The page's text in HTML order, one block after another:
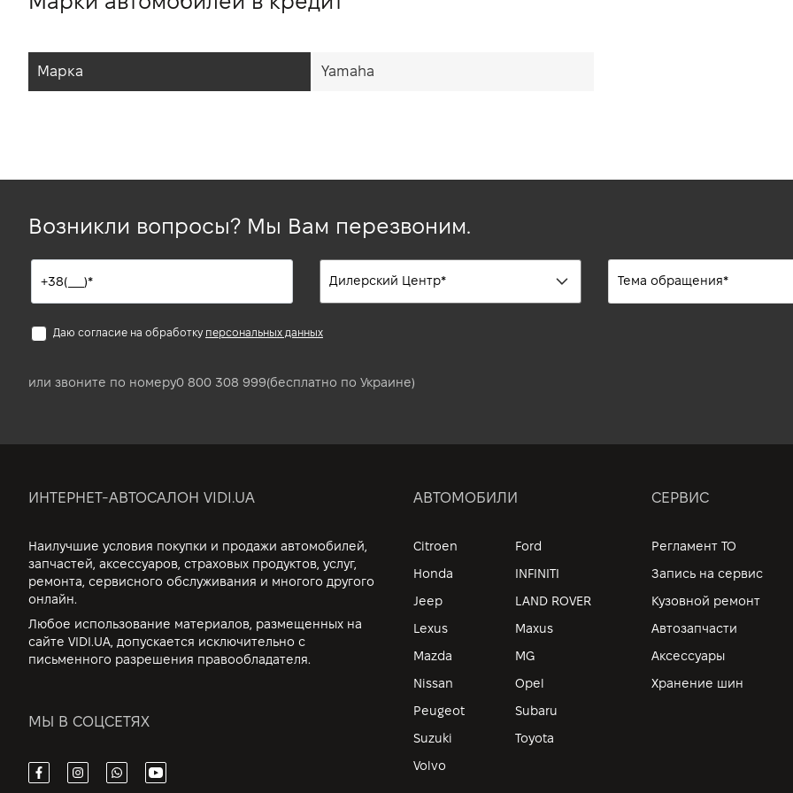
Марка Yamaha
Возникли вопросы? Мы Вам перезвоним.
Даю согласие на обработку персональных данных
или звоните по номеру0 800 308 999(бесплатно по Украине)
ИНТЕРНЕТ-АВТОСАЛОН VIDI.UA
Наилучшие условия покупки и продажи автомобилей,
запчастей, аксессуаров, страховых продуктов, услуг,
ремонта, сервисного обслуживания и многого другого
онлайн.
Любое использование материалов, размещенных на
сайте VIDI.UA, допускается исключительно с
письменного разрешения правообладателя.
МЫ В СОЦСЕТЯХ
АВТОМОБИЛИ
Citroen
Ford
Honda
INFINITI
Jeep
LAND ROVER
Lexus
Maxus
Mazda
MG
Nissan
Opel
Peugeot
Subaru
Suzuki
Toyota
Volvo
СЕРВИС
Регламент ТО
Запись на сервис
Кузовной ремонт
Автозапчасти
Аксессуары
Хранение шин